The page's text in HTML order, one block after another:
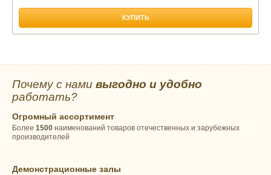
КУПИТЬ
Почему с нами выгодно и удобно
работать?
Огромный ассортимент
Более 1500 наименований товаров отечественных и зарубежных
производителей
Демонстрационные залы